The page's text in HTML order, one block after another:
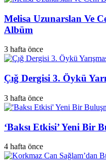
Melisa Uzunarslan Ve
Albüm
3 hafta önce
Çığ Dergisi 3. Öykü
3 hafta önce
‘Baksı Etkisi’ Yeni Bir
4 hafta önce